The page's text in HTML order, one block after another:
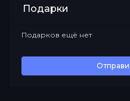
Подарки
Все
Подарков ещё нет